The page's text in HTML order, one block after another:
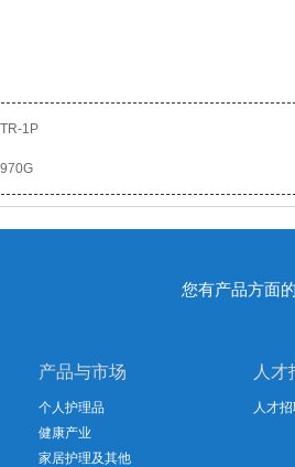
1P
您有产品方面
产品与市场
个人护理品
健康产业
家居护理及其他
人才
人才